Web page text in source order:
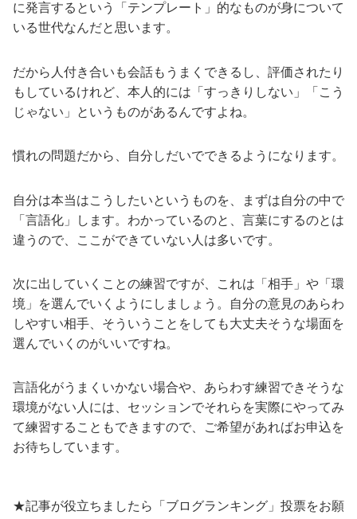
に発言するという「テンプレート」的なものが身について
いる世代なんだと思います。
だから人付き合いも会話もうまくできるし、評価されたり
もしているけれど、本人的には「すっきりしない」「こう
じゃない」というものがあるんですよね。
慣れの問題だから、自分しだいでできるようになります。
自分は本当はこうしたいというものを、まずは自分の中で
「言語化」します。わかっているのと、言葉にするのとは
違うので、ここができていない人は多いです。
次に出していくことの練習ですが、これは「相手」や「環
境」を選んでいくようにしましょう。自分の意見のあらわ
しやすい相手、そういうことをしても大丈夫そうな場面を
選んでいくのがいいですね。
言語化がうまくいかない場合や、あらわす練習できそうな
環境がない人には、セッションでそれらを実際にやってみ
て練習することもできますので、ご希望があればお申込を
お待ちしています。
★記事が役立ちましたら「ブログランキング」投票をお願